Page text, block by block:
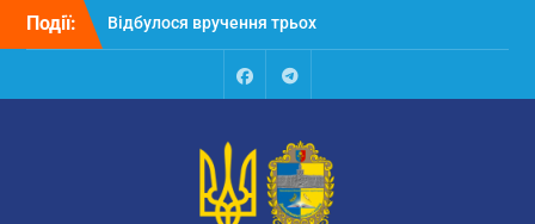
Перейти
Події:
Відбулося засідання
колегії Департаменту
освіти та науки обласної
державної адміністрації
відповідальних за
національно-патріотичне
FacebookTalegram